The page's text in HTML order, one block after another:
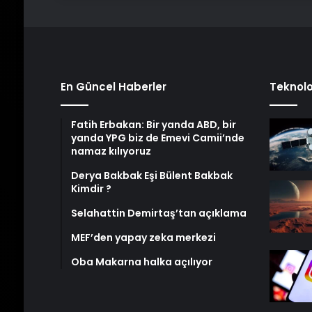
En Güncel Haberler
Fatih Erbakan: Bir yanda ABD, bir
yanda YPG biz de Emevi Camii’nde
namaz kılıyoruz
Derya Bakbak Eşi Bülent Bakbak
Kimdir ?
Selahattin Demirtaş’tan açıklama
MEF’den yapay zeka merkezi
Oba Makarna halka açılıyor